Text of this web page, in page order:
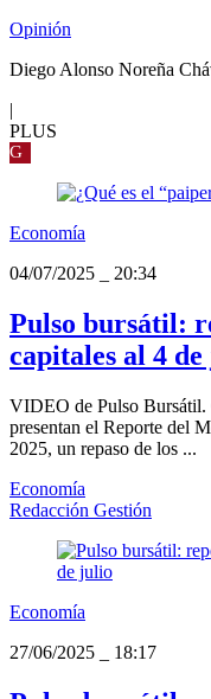
Opinión
Diego Alonso Noreña
|
PLUS
G
Economía
04/07/2025
20:34
Pulso bursátil:
capitales al 4
VIDEO de Pulso Bursátil.
presentan el Reporte del
2025, un repaso de los ...
Economía
Redacción Gestión
Economía
27/06/2025
18:17